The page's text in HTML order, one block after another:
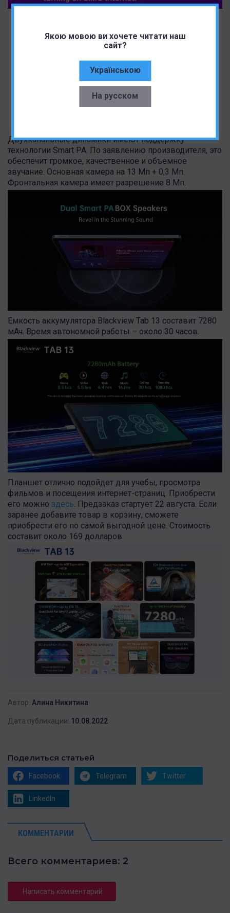
Якою мовою ви хочете читати наш
сайт?
Українською
На русском
Двухканальные динамики имеют поддержку
технологии Smart PA. По заявлению производителя, это
обеспечит громкое, качественное и объемное
звучание. Основная камера на 13 Мп + 0,3 Мп.
Фронтальная камера имеет разрешение 8 Мп.
Емкость аккумулятора Blackview Tab 13 составит 7280
мАч. Время автономной работы – около 30 часов.
Планшет отлично подойдет для учебы, просмотра
фильмов и посещения интернет-страниц. Приобрести
его можно здесь. Предзаказ стартует 22 августа. Если
заранее добавите товар в корзину, сможете
приобрести его по самой выгодной цене. Стоимость
составит около 169 долларов.
Автор: Алина Никитина
Дата публикации: 10.08.2022
Поделиться статьей
Facebook Telegram Twitter
LinkedIn
КОММЕНТАРИИ
Всего комментариев: 2
Написать комментарий